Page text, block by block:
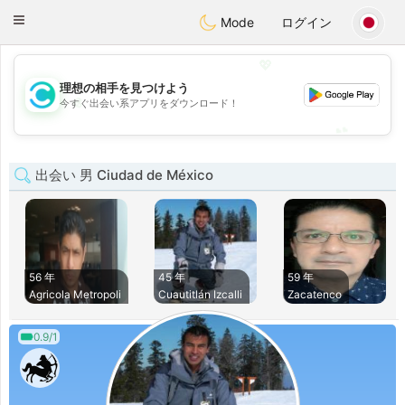
olombiaCitas
Toggle
Mode ログイン
💖
💕
理想の相手を見つけよう
今すぐ出会い系アプリをダウンロード！
出会い 男 Ciudad de México
56 年
Agricola Metropoli
45 年
Cuautitlán Izcalli
59 年
Zacatenco
0.9/1